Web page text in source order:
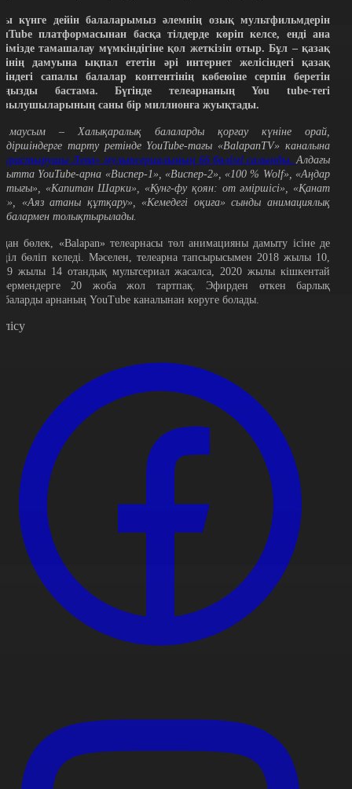
күнге дейін балаларымыз әлемнің озық мультфильмдерін
платформасынан басқа тілдерде көріп келсе, енді ана
тамашалау мүмкіндігіне қол жеткізіп отыр. Бұл – қазақ
дамуына ықпал ететін әрі интернет желісіндегі қазақ
сапалы балалар контентінің көбеюіне серпін беретін
бастама. Бүгінде телеарнаның You tube-тегі
саны бір миллионға жуықтады.
– Халықаралық балаларды қорғау күніне орай,
тарту ретінде YouTube-тағы «BalapanTV» каналына
Лева» мультсериалының 66 бөлімі салынды. Алдағы
YouTube-арна «Виспер-1», «Виспер-2», «100 % Wolf», «Аңдар
«Капитан Шарки», «Кунг-фу қоян: от әміршісі», «Қанат
«Аяз атаны құтқару», «Кемедегі оқиға» сынды анимациялық
толықтырылады.
бөлек, «Balapan» телеарнасы төл анимацияны дамыту ісіне де
бөліп келеді. Мәселен, телеарна тапсырысымен 2018 жылы 10,
жылы 14 отандық мультсериал жасалса, 2020 жылы кішкентай
20 жоба жол тартпақ. Эфирден өткен барлық
арнаның YouTube каналынан көруге болады.